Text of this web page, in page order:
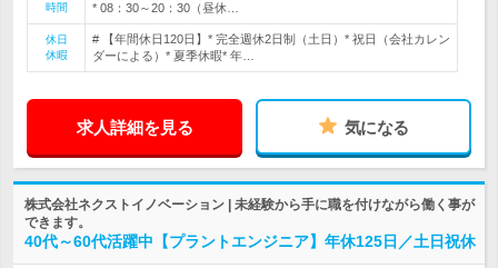
時間
* 08：30～20：30（昼休…
休日
休暇
# 【年間休日120日】* 完全週休2日制（土日）* 祝日（会社カレン
ダーによる）* 夏季休暇* 年…
求人詳細を見る 気になる
株式会社ネクストイノベーション | 未経験から手に職を付けながら働く事が
できます。
40代～60代活躍中【プラントエンジニア】年休125日／土日祝休